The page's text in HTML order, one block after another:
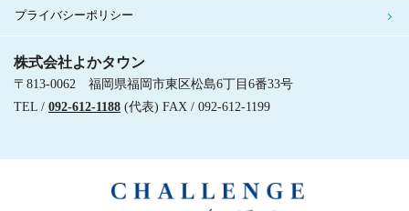
プライバシーポリシー
株式会社よかタウン
〒813-0062 福岡県福岡市東区松島6丁目6番33号
TEL / 092-612-1188 (代表) FAX / 092-612-1199